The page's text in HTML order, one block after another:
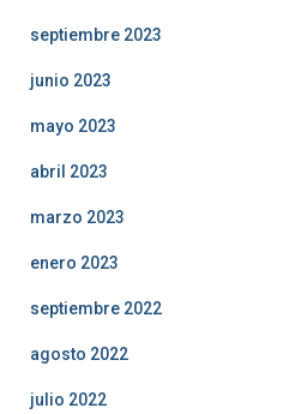
septiembre 2023
junio 2023
mayo 2023
abril 2023
marzo 2023
enero 2023
septiembre 2022
agosto 2022
julio 2022